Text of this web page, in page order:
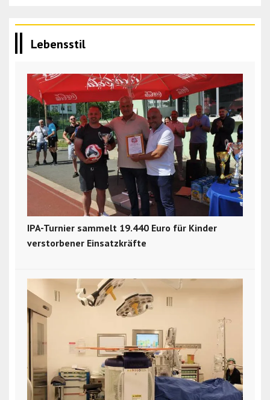
Lebensstil
IPA-Turnier sammelt 19.440 Euro für Kinder
verstorbener Einsatzkräfte